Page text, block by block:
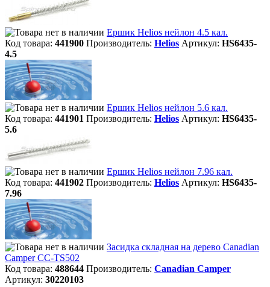
Ершик Helios нейлон 4.5 кал.
Код товара: 441900 Производитель: Helios Артикул: HS6435-
4.5
Ершик Helios нейлон 5.6 кал.
Код товара: 441901 Производитель: Helios Артикул: HS6435-
5.6
Ершик Helios нейлон 7.96 кал.
Код товара: 441902 Производитель: Helios Артикул: HS6435-
7.96
Засидка складная на дерево Canadian
Camper CC-TS502
Код товара: 488644 Производитель: Canadian Camper
Артикул: 30220103